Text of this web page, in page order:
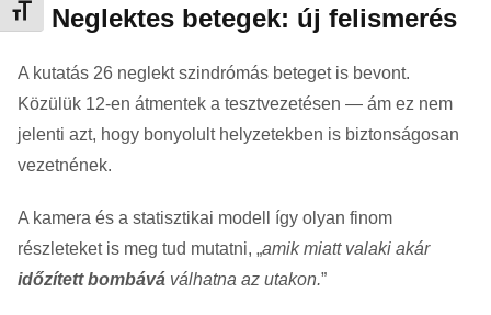
Betűméret váltása
🧭 Neglektes betegek: új felismerés
A kutatás 26 neglekt szindrómás beteget is bevont.
Közülük 12-en átmentek a tesztvezetésen — ám ez nem
jelenti azt, hogy bonyolult helyzetekben is biztonságosan
vezetnének.
A kamera és a statisztikai modell így olyan finom
részleteket is meg tud mutatni, „amik miatt valaki akár
időzített bombává válhatna az utakon.”